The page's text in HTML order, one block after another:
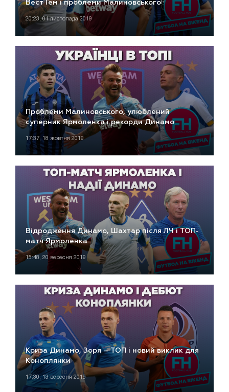
Вест Гем і проблеми Малиновського
20:23, 01 листопада 2019
Проблеми Малиновського, улюблений
суперник Ярмоленка і рекорди Динамо
17:37, 18 жовтня 2019
Відродження Динамо, Шахтар після ЛЧ і ТОП-
матч Ярмоленка
15:48, 20 вересня 2019
Криза Динамо, Зоря – ТОП і новий виклик для
Коноплянки
17:30, 13 вересня 2019